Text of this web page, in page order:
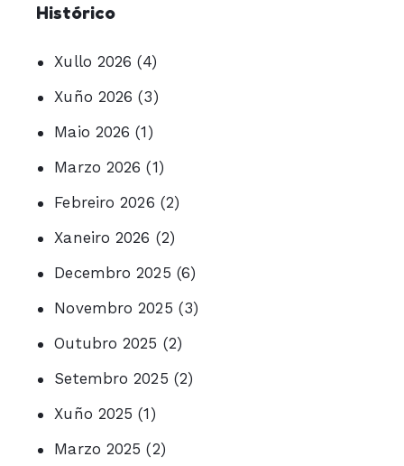
Histórico
Xullo 2026 (4)
Xuño 2026 (3)
Maio 2026 (1)
Marzo 2026 (1)
Febreiro 2026 (2)
Xaneiro 2026 (2)
Decembro 2025 (6)
Novembro 2025 (3)
Outubro 2025 (2)
Setembro 2025 (2)
Xuño 2025 (1)
Marzo 2025 (2)